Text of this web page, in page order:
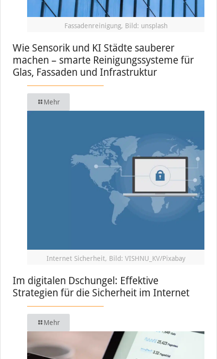
Fassadenreinigung, Bild: unsplash
Wie Sensorik und KI Städte sauberer
machen – smarte Reinigungssysteme für
Glas, Fassaden und Infrastruktur
Mehr
Internet Sicherheit, Bild: VISHNU_KV/Pixabay
Im digitalen Dschungel: Effektive
Strategien für die Sicherheit im Internet
Mehr